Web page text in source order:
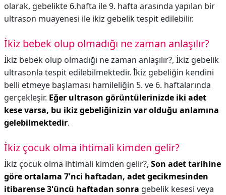
olarak, gebelikte 6.hafta ile 9. hafta arasında yapılan bir
ultrason muayenesi ile ikiz gebelik tespit edilebilir.
İkiz bebek olup olmadığı ne zaman anlaşılır?
İkiz bebek olup olmadığı ne zaman anlaşılır?, İkiz gebelik
ultrasonla tespit edilebilmektedir. İkiz gebeliğin kendini
belli etmeye başlaması hamileliğin 5. ve 6. haftalarında
gerçekleşir. Eğer ultrason görüntülerinizde iki adet
kese varsa, bu ikiz gebeliğinizin var olduğu anlamına
gelebilmektedir.
İkiz çocuk olma ihtimali kimden gelir?
İkiz çocuk olma ihtimali kimden gelir?, Son adet tarihine
göre ortalama 7'nci haftadan, adet gecikmesinden
itibarense 3'üncü haftadan sonra gebelik kesesi veya